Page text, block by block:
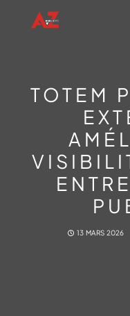
TOTEM
13 MARS 2026